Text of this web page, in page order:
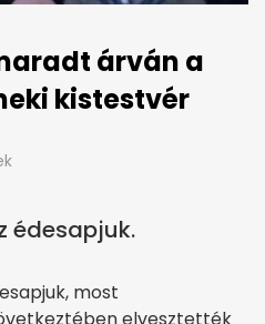
árván a
kistestvér
édesapjuk.
most